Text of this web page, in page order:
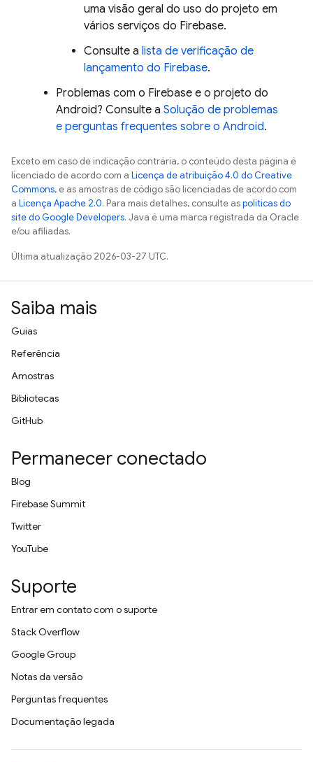
uma visão geral do uso do projeto em
vários serviços do Firebase.
Consulte a lista de verificação de
lançamento do Firebase.
Problemas com o Firebase e o projeto do
Android? Consulte a Solução de problemas
e perguntas frequentes sobre o Android.
Exceto em caso de indicação contrária, o conteúdo desta página é
licenciado de acordo com a Licença de atribuição 4.0 do Creative
Commons, e as amostras de código são licenciadas de acordo com
a Licença Apache 2.0. Para mais detalhes, consulte aspolíticas do
site do Google Developers. Java é uma marca registrada da Oracle
e/ou afiliadas.
Última atualização 2026-03-27 UTC.
Saiba mais
Guias
Referência
Amostras
Bibliotecas
GitHub
Permanecer conectado
Blog
Firebase Summit
Twitter
YouTube
Suporte
Entrar em contato com o suporte
Stack Overflow
Google Group
Notas da versão
Perguntas frequentes
Documentação legada